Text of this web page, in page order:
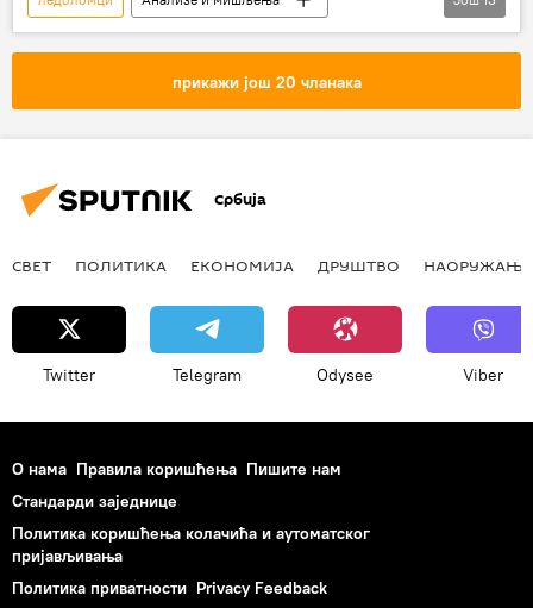
Коментари и Аналитика
Евроазија
Александар Абрамов
Андреј Островски
транспорт
Северни морски пут
Појас и пут
морски Пут свиле
прикажи још 20 чланака
Србија
СВЕТ ПОЛИТИКА ЕКОНОМИЈА ДРУШТВО НАОРУЖАЊЕ
Twitter Telegram Odysee Viber
О нама Правила коришћења Пишите нам
Стандарди заједнице
Политика коришћења колачића и аутоматског
пријављивања
Политика приватности Privacy Feedback